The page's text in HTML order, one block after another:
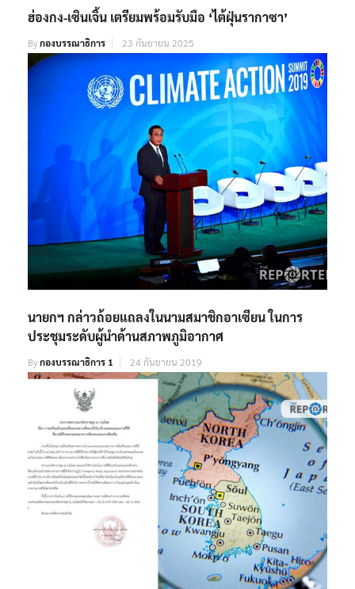
ฮ่องกง-เซินเจิ้น เตรียมพร้อมรับมือ ‘ไต้ฝุ่นรากาซา’
Byกองบรรณาธิการ 23 กันยายน 2025
นายกฯ กล่าวถ้อยแถลงในนามสมาชิกอาเซียน ในการ
ประชุมระดับผู้นำด้านสภาพภูมิอากาศ
Byกองบรรณาธิการ 1 24 กันยายน 2019